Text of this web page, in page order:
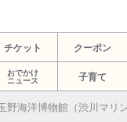
チケット クーポン
おでかけ
ニュース
子育て
野海洋博物館（渋川マリ